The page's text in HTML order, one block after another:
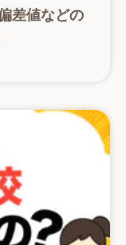
差値などの